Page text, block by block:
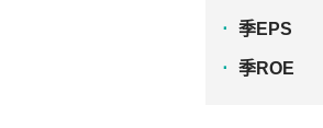
季EPS
季ROE